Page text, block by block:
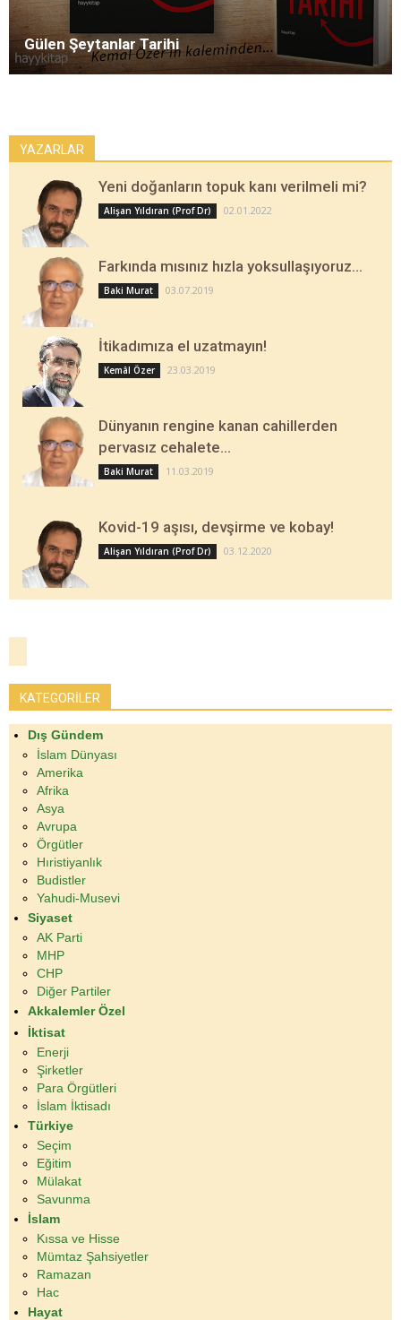
Gülen Şeytanlar Tarihi
YAZARLAR
Yeni doğanların topuk kanı verilmeli mi?
Alişan Yıldıran (Prof Dr) 02.01.2022
Farkında mısınız hızla yoksullaşıyoruz…
Baki Murat 03.07.2019
İtikadımıza el uzatmayın!
Kemâl Özer 23.03.2019
Dünyanın rengine kanan cahillerden
pervasız cehalete…
Baki Murat 11.03.2019
Kovid-19 aşısı, devşirme ve kobay!
Alişan Yıldıran (Prof Dr) 03.12.2020
KATEGORİLER
Dış Gündem
İslam Dünyası
Amerika
Afrika
Asya
Avrupa
Örgütler
Hıristiyanlık
Budistler
Yahudi-Musevi
Siyaset
AK Parti
MHP
CHP
Diğer Partiler
Akkalemler Özel
İktisat
Enerji
Şirketler
Para Örgütleri
İslam İktisadı
Türkiye
Seçim
Eğitim
Mülakat
Savunma
İslam
Kıssa ve Hisse
Mümtaz Şahsiyetler
Ramazan
Hac
Hayat